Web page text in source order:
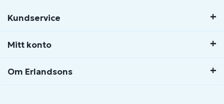
Kundservice
Mitt konto
Om Erlandsons